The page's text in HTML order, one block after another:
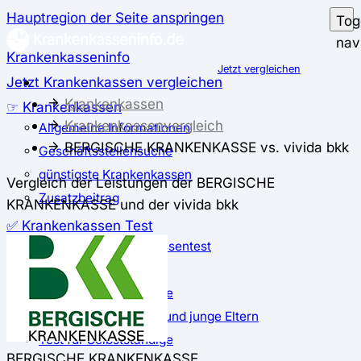
Hauptregion der Seite anspringen
Krankenkasseninfo
Jetzt Krankenkassen vergleichen
☞ Krankenkassen
Allgemeine Informationen
Geschäftsstellensuche
günstigste Krankenkassen
Zusatzbeitrag
✅ Krankenkassen Test
Der große Krankenkassentest
Test für Studierende
Test für Auszubildende
Test für Schwangere und junge Eltern
Test für Selbstständige
Jetzt vergleichen
Krankenkassen
Krankenkassenvergleich
BERGISCHE KRANKENKASSE vs. vivida bkk
Vergleich der Leistungen der BERGISCHE
KRANKENKASSE und der vivida bkk